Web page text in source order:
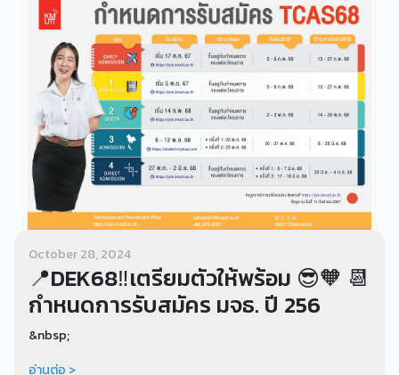
October 28, 2024
📍DEK68‼️เตรียมตัวให้พร้อม 😎🧡 📆
กำหนดการรับสมัคร มจธ. ปี 256
&nbsp;
อ่านต่อ >